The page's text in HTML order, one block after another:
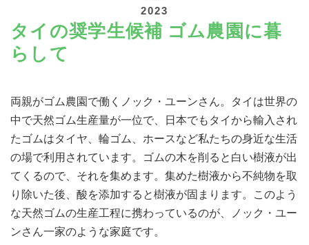
2023
タイの奨学生候補 ゴム農園に暮
らして
両親がゴム農園で働くノック・ユーンさん。タイは世界の
中で天然ゴム生産量が一位で、日本でもタイから輸入され
たゴムはタイヤ、輪ゴム、ホースなど私たちの身近な生活
の場で利用されています。ゴムの木を削ると白い樹液が出
てくるので、それを集めます。集めた樹液から不純物を取
り除いた後、酸を添加すると樹液が固まります。このよう
な天然ゴムの生産工程に携わっているのが、ノック・ユー
ンさん一家のような家庭です。